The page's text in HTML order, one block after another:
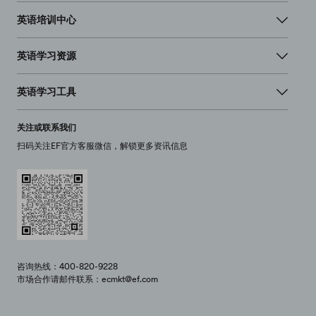
英语培训中心
英语学习资源
英语学习工具
关注或联系我们
扫码关注EF官方客服微信，解锁更多资讯信息
咨询热线：400-820-9228
市场合作请邮件联系：ecmkt@ef.com